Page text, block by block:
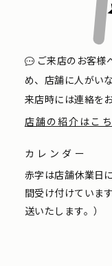
ご来店のお客様
め、店舗に人がい
来店時には連絡を
店舗の紹介はこ
カレンダー
赤字は店舗休業日
間受け付けていま
送いたします。）